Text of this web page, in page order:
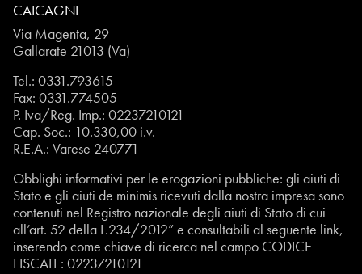
CALCAGNI
Via Magenta, 29
Gallarate 21013 (Va)
Tel.: 0331.793615
Fax: 0331.774505
P. Iva/Reg. Imp.: 02237210121
Cap. Soc.: 10.330,00 i.v.
R.E.A.: Varese 240771
Obblighi informativi per le erogazioni pubbliche: gli aiuti di
Stato e gli aiuti de minimis ricevuti dalla nostra impresa sono
contenuti nel Registro nazionale degli aiuti di Stato di cui
all’art. 52 della L.234/2012” e consultabili al seguente link,
inserendo come chiave di ricerca nel campo CODICE
FISCALE: 02237210121